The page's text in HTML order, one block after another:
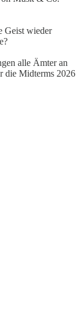
Geist wieder
alle Ämter an
die Midterms 2026